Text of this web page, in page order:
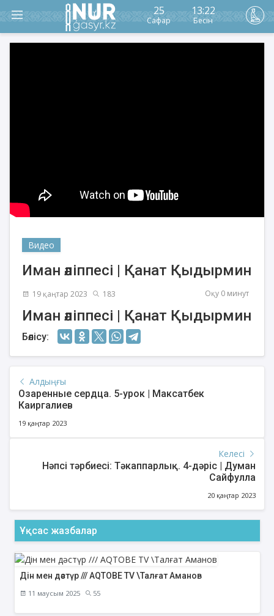
25
Сафар
13:22
Бесін
Видео
Иман әліппесі | Қанат Қыдырмин
19 қаңтар 2023 183 Оқу 0 минут
Иман әліппесі | Қанат Қыдырмин
Бөлісу:
Алдыңғы
Озаренные сердца. 5-урок | Максатбек
Каиргалиев
19 қаңтар 2023
Келесі
Нәпсі тәрбиесі: Тәкаппарлық. 4-дәріс | Думан
Сайфулла
20 қаңтар 2023
Ұқсас жазбалар
Дін мен дәстүр /// AQTOBE TV \Талғат Аманов
11 маусым 2025 55